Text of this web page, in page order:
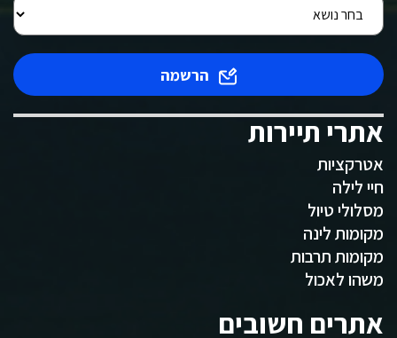
הרשמה
אתרי תיירות
אטרקציות
חיי לילה
מסלולי טיול
מקומות לינה
מקומות תרבות
משהו לאכול
אתרים חשובים